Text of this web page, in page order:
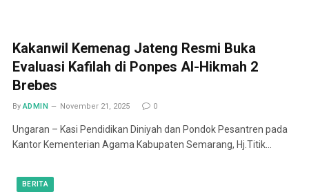
Kakanwil Kemenag Jateng Resmi Buka
Evaluasi Kafilah di Ponpes Al-Hikmah 2
Brebes
By ADMIN November 21, 2025 0
Ungaran – Kasi Pendidikan Diniyah dan Pondok Pesantren pada
Kantor Kementerian Agama Kabupaten Semarang, Hj.Titik…
BERITA